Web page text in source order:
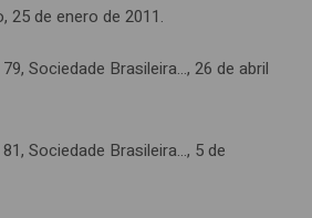
25 de enero de 2011.
Sociedade Brasileira…, 26 de abril
Sociedade Brasileira…, 5 de